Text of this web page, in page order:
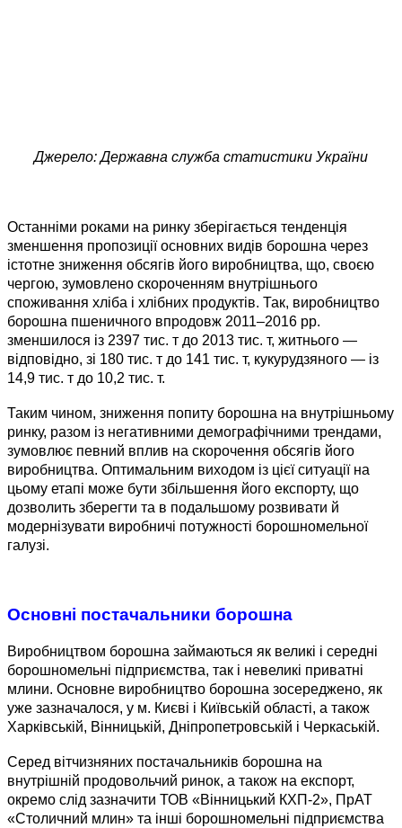
Джерело: Державна служба статистики України
Останніми роками на ринку зберігається тенденція
зменшення пропозиції основних видів борошна через
істотне зниження обсягів його виробництва, що, своєю
чергою, зумовлено скороченням внутрішнього
споживання хліба і хлібних продуктів. Так, виробництво
борошна пшеничного впродовж 2011–2016 рр.
зменшилося із 2397 тис. т до 2013 тис. т, житнього —
відповідно, зі 180 тис. т до 141 тис. т, кукурудзяного — із
14,9 тис. т до 10,2 тис. т.
Таким чином, зниження попиту борошна на внутрішньому
ринку, разом із негативними демографічними трендами,
зумовлює певний вплив на скорочення обсягів його
виробництва. Оптимальним виходом із цієї ситуації на
цьому етапі може бути збільшення його експорту, що
дозволить зберегти та в подальшому розвивати й
модернізувати виробничі потужності борошномельної
галузі.
Основні постачальники борошна
Виробництвом борошна займаються як великі і середні
борошномельні підприємства, так і невеликі приватні
млини. Основне виробництво борошна зосереджено, як
уже зазначалося, у м. Києві і Київській області, а також
Харківській, Вінницькій, Дніпропетровській і Черкаській.
Серед вітчизняних постачальників борошна на
внутрішній продовольчий ринок, а також на експорт,
окремо слід зазначити ТОВ «Вінницький КХП-2», ПрАТ
«Столичний млин» та інші борошномельні підприємства